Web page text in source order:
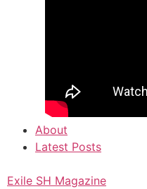
About
Latest Posts
Exile SH Magazine